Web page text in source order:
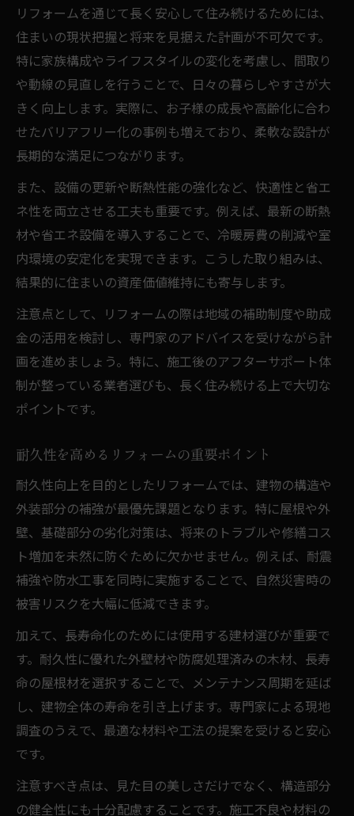
リフォームを通じて長く安心して住み続けるためには、
住まいの現状把握と将来を見据えた計画が不可欠です。
特に家族構成やライフスタイルの変化を考慮し、間取り
や動線の見直しを行うことで、日々の暮らしやすさが大
きく向上します。実際に、お子様の成長や高齢化に合わ
せたバリアフリー化の事例も増えており、柔軟な設計が
長期的な満足につながります。
また、設備の更新や断熱性能の強化など、快適性と省エ
ネ性を両立させる工夫も重要です。例えば、最新の断熱
材や省エネ設備を導入することで、冷暖房費の削減や室
内環境の安定化を実現できます。こうした取り組みは、
結果的に住まいの資産価値維持にも寄与します。
注意点として、リフォームの際は地域の補助制度や助成
金の活用を検討し、専門家のアドバイスを受けながら計
画を進めましょう。特に、施工後のアフターサポート体
制が整っている業者選びも、長く住み続ける上で大切な
ポイントです。
耐久性を高めるリフォームの重要ポイント
耐久性向上を目的としたリフォームでは、建物の構造や
外装部分の補強が最優先課題となります。特に屋根や外
壁、基礎部分の劣化対策は、将来のトラブルや修繕コス
ト増加を未然に防ぐために欠かせません。例えば、耐震
補強や防水工事を同時に実施することで、自然災害時の
被害リスクを大幅に低減できます。
加えて、長寿命化のためには使用する建材選びが重要で
す。耐久性に優れた外壁材や防腐処理済みの木材、長寿
命の屋根材を選択することで、メンテナンス周期を延ば
し、建物全体の寿命を引き上げます。専門家による現地
調査のうえで、最適な材料や工法の提案を受けると安心
です。
注意すべき点は、見た目の美しさだけでなく、構造部分
の健全性にも十分配慮することです。施工不良や材料の